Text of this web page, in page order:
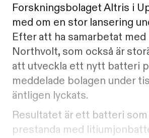
Forskningsbolaget Altris i
med om en stor lansering
Efter att ha samarbetat
Northvolt, som också är
att utveckla ett nytt batteri
meddelade bolagen under
äntligen lyckats.
Resultatet är ett batteri
prestanda med